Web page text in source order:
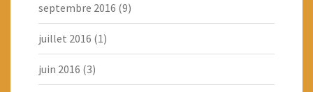
septembre 2016 (9)
juillet 2016 (1)
juin 2016 (3)